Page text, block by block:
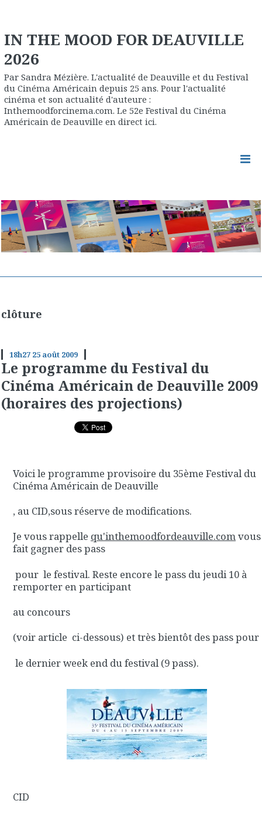
IN THE MOOD FOR DEAUVILLE
2026
Par Sandra Mézière. L'actualité de Deauville et du Festival
du Cinéma Américain depuis 25 ans. Pour l'actualité
cinéma et son actualité d'auteure :
Inthemoodforcinema.com. Le 52e Festival du Cinéma
Américain de Deauville en direct ici.
clôture
18h27 25 août 2009
Le programme du Festival du
Cinéma Américain de Deauville 2009
(horaires des projections)
Voici le programme provisoire du 35ème Festival du
Cinéma Américain de Deauville
, au CID,sous réserve de modifications.
Je vous rappelle qu'inthemoodfordeauville.comvous
fait gagner des pass
pour le festival. Reste encore le pass du jeudi 10 à
remporter en participant
au concours
(voir article ci-dessous) et très bientôt des pass pour
le dernier week end du festival (9 pass).
CID